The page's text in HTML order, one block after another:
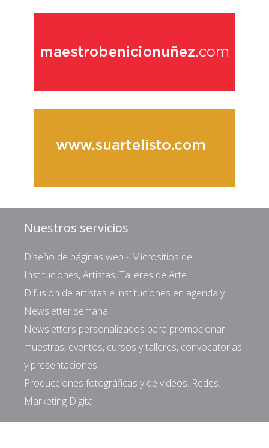
Nuestros servicios
Diseño de páginas web - Micrositios de
Instituciones, Artistas, Talleres de Arte
Difusión de artistas e instituciones en agenda y
Newsletter semanal
Newsletters personalizados para promocionar
muestras, eventos, cursos y talleres, convocatorias
y presentaciones
Producciones fotográficas y de videos. Redes.
Marketing Digital